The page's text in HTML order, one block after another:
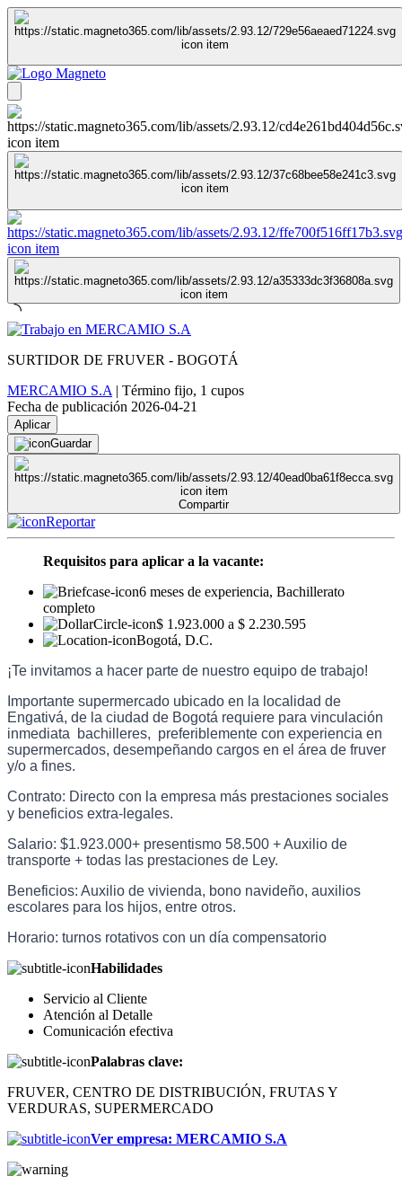
SURTIDOR DE FRUVER - BOGOTÁ
MERCAMIO S.A | Término fijo, 1 cupos
Fecha de publicación 2026-04-21
Aplicar
Guardar
Compartir
Reportar
Requisitos para aplicar a la vacante:
6 meses de experiencia, Bachillerato
completo
$ 1.923.000 a $ 2.230.595
Bogotá, D.C.
¡Te invitamos a hacer parte de nuestro equipo de trabajo!
Importante supermercado ubicado en la localidad de
Engativá, de la ciudad de Bogotá requiere para vinculación
inmediata bachilleres, preferiblemente con experiencia en
supermercados, desempeñando cargos en el área de fruver
y/o a fines.
Contrato: Directo con la empresa más prestaciones sociales
y beneficios extra-legales.
Salario: $1.923.000+ presentismo 58.500 + Auxilio de
transporte + todas las prestaciones de Ley.
Beneficios: Auxilio de vivienda, bono navideño, auxilios
escolares para los hijos, entre otros.
Horario: turnos rotativos con un día compensatorio
Habilidades
Servicio al Cliente
Atención al Detalle
Comunicación efectiva
Palabras clave:
FRUVER, CENTRO DE DISTRIBUCIÓN, FRUTAS Y
VERDURAS, SUPERMERCADO
Ver empresa: MERCAMIO S.A